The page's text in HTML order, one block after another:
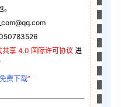
享 4.0 国际许可协议 进
免费下载”